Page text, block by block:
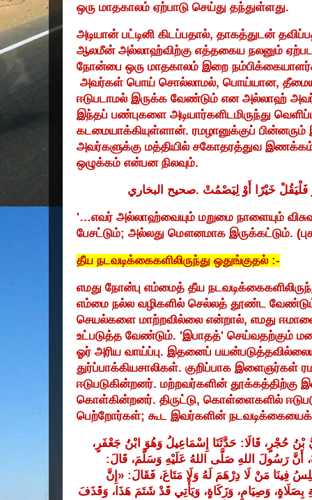
ஒரு மாதகாலம் ஏற்பாடு செய்து தந்துள்ளது.
அடியான் பட்டினி கிடப்பதால், தாகத்துடன்
ஆலமீன் அல்லாஹ்விற்கு எத்தகைய நலனும்
நோன்பை ஒரு மாதகாலம் இறை
அவர்கள் பொய் சொல்லாமல், பொய்யான,
ஈடுபடாமல் இருக்க வேண்டும் என அல்லாஹ்
இந்தப் பண்புகளை அடியார்களிடமிருந்து
கடமையாக்கியுள்ளான். ரமழானுக்குப்
அவர்களுக்கு மத்தியில் சகோதரத்துவ
ஒழுக்கம் என்பன நிலவும்.
فَلْيَقُلْ خَيْرًا أَوْ لِيَصْمُتْ .صحيح البخاري
'…எவர் அல்லாஹ்வையும் மறுமை நாளையும்
பேசட்டும்; அல்லது மௌனமாக இருக்கட்டும்.
தீய நடவடிக்கைகளிலிருந்து ஒதுங்குதல் :-
எமது நோன்பு எம்மைத் தீய
எம்மை நல்ல வழிகளில் செல்லத் தூண்ட
செயல்களை மாற்றவில்லை என்றால், எமது
உட்படுத்த வேண்டும். 'இபாதத்' செய்வதற்கும்
ஓர் அரிய வாய்ப்பு. இதனைப்
துர்ப்பாக்கியசாலிகள். குறிப்பாக இளைஞர்கள்
ஈடுபடுகின்றனர். மற்றவர்களின் தூக்கத்திற்கு
கொள்கின்றனர். திருட்டு, கொள்ளைகளில்
பெற்றோர்கள்; கூட இவர்களின்
بْنُ حُجْرٍ، قَالَا: حَدَّثَنَا إِسْمَاعِيلُ وَهُوَ ابْنُ جَعْفَرٍ،
أَنَّ رَسُولَ اللهِ صَلَّى اللهُ عَلَيْهِ وَسَلَّمَ، قَالَ:
فِينَا مَنْ لَا دِرْهَمَ لَهُ وَلَا مَتَاعَ، فَقَالَ: «إِنَّ
بِصَلَاةٍ، وَصِيَامٍ، وَزَكَاةٍ، وَيَأْتِي قَدْ شَتَمَ هَذَا، وَقَذَفَ